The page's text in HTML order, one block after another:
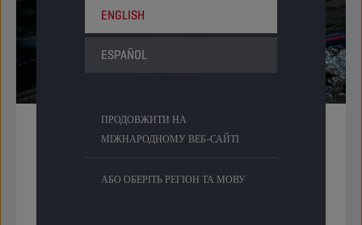
ENGLISH
ESPAÑOL
ПРОДОВЖИТИ НА
МІЖНАРОДНОМУ ВЕБ-САЙТІ
АБО ОБЕРІТЬ РЕГІОН ТА МОВУ
ТЕХНІЧНІ ЗНАННЯ
ПРОДУКЦІЮ ДЛЯ МОТОЦИКЛІВ